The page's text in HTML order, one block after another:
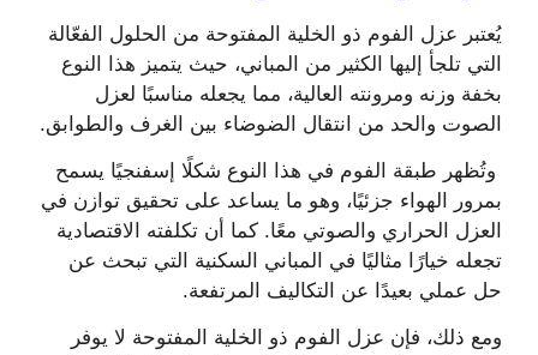
يُعتبر عزل الفوم ذو الخلية المفتوحة من الحلول الفعّالة
التي تلجأ إليها الكثير من المباني، حيث يتميز هذا النوع
بخفة وزنه ومرونته العالية، مما يجعله مناسبًا لعزل
الصوت والحد من انتقال الضوضاء بين الغرف والطوابق.
وتُظهر طبقة الفوم في هذا النوع شكلًا إسفنجيًا يسمح
بمرور الهواء جزئيًا، وهو ما يساعد على تحقيق توازن في
العزل الحراري والصوتي معًا. كما أن تكلفته الاقتصادية
تجعله خيارًا مثاليًا في المباني السكنية التي تبحث عن
حل عملي بعيدًا عن التكاليف المرتفعة.
ومع ذلك، فإن عزل الفوم ذو الخلية المفتوحة لا يوفر